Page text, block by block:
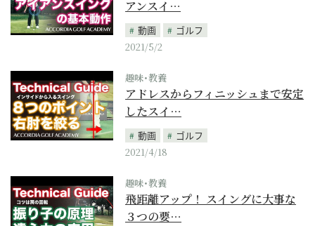
アンスイ…
動画
ゴルフ
2021/5/2
趣味･教養
アドレスからフィニッシュまで安定
したスイ…
動画
ゴルフ
2021/4/18
趣味･教養
飛距離アップ！ スイングに大事な
３つの要…